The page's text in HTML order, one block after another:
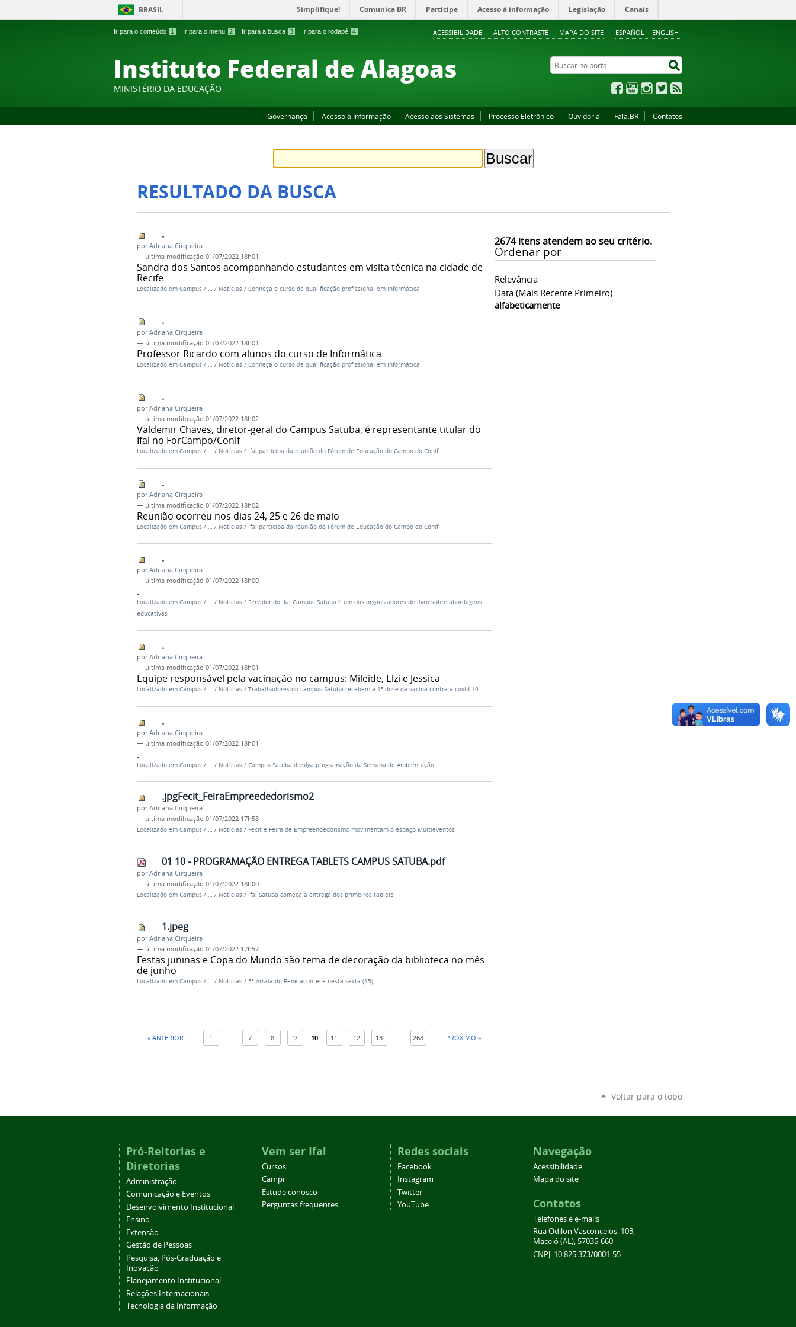
Ir para o conteúdo 1 Ir para o menu 2 Ir para a busca 3 Ir para o rodapé 4 ESPAÑOL ENGLISH
ACESSIBILIDADE ALTO CONTRASTE MAPA DO SITE
BRASIL Simplifique! Comunica BR Participe Acesso à informação Legislação Canais
Instituto Federal de Alagoas
MINISTÉRIO DA EDUCAÇÃO
Buscar no portal
FacebookYouTubeInstagram
Twitter
Governança Acesso à Informação Acesso aos Sistemas Processo Eletrônico Ouvidoria Fala.BR Contatos
RESULTADO DA BUSCA
2674itens atendem ao seu critério.
Ordenar por
Relevância
Data (mais Recente Primeiro)
alfabeticamente
.
porAdriana Cirqueira
— última modificação 01/07/2022 18h01
Sandra dos Santos acompanhando estudantes em visita técnica na cidade de
Recife
Localizado em Campus / … / Notícias / Conheça o curso de qualificação profissional em Informática
.
porAdriana Cirqueira
— última modificação 01/07/2022 18h01
Professor Ricardo com alunos do curso de Informática
Localizado em Campus / … / Notícias / Conheça o curso de qualificação profissional em Informática
.
porAdriana Cirqueira
— última modificação 01/07/2022 18h02
Valdemir Chaves, diretor-geral do Campus Satuba, é representante titular do
Ifal no ForCampo/Conif
Localizado em Campus / … / Notícias / Ifal participa da reunião do Fórum de Educação do Campo do Conif
.
porAdriana Cirqueira
— última modificação 01/07/2022 18h02
Reunião ocorreu nos dias 24, 25 e 26 de maio
Localizado em Campus / / Notícias / Ifal participa da reunião do Fórum de Educação do Campo do Conif
.
porAdriana Cirqueira
— última modificação 01/07/2022 18h00
.
Localizado em Campus / … / Notícias / Servidor do Ifal Campus Satuba é um dos organizadores de livro sobre abordagens
educativas
.
porAdriana Cirqueira
— última modificação 01/07/2022 18h01
Equipe responsável pela vacinação no campus: Mileide, Elzi e Jessica
Localizado em Campus / … / Notícias / Trabalhadores do campus Satuba recebem a 1ª dose da vacina contra a covid-19
.
porAdriana Cirqueira
— última modificação 01/07/2022 18h01
.
Localizado em Campus / … / Notícias / Campus Satuba divulga programação da Semana de Ambientação
.jpgFecit_FeiraEmpreededorismo2
porAdriana Cirqueira
— última modificação 01/07/2022 17h58
Localizado em Campus / … / Notícias / Fecit e Feira de Empreendedorismo movimentam o espaço Multieventos
01 10 - PROGRAMAÇÃO ENTREGA TABLETS CAMPUS SATUBA.pdf
porAdriana Cirqueira
— última modificação 01/07/2022 18h00
Localizado em Campus / … / Notícias / Ifal Satuba começa a entrega dos primeiros tablets
1.jpeg
porAdriana Cirqueira
— última modificação 01/07/2022 17h57
Festas juninas e Copa do Mundo são tema de decoração da biblioteca no mês
de junho
Localizado em Campus / … / Notícias / 5º Arraiá do Bené acontece nesta sexta (15)
« ANTERIOR 1 7 8 9 10 11 12 13 268 PRÓXIMO »
Voltar para o topo
Pró-Reitorias e
Diretorias
Administração
Comunicação e Eventos
Desenvolvimento Institucional
Ensino
Extensão
Gestão de Pessoas
Pesquisa, Pós-Graduação e
Inovação
Planejamento Institucional
Relações Internacionais
Tecnologia da Informação
Vem ser Ifal
Cursos
Campi
Estude conosco
Perguntas frequentes
Redes sociais
Facebook
Instagram
Twitter
YouTube
Navegação
Acessibilidade
Mapa do site
Contatos
Telefones e e-mails
Rua Odilon Vasconcelos, 103,
Maceió (AL), 57035-660
CNPJ: 10.825.373/0001-55